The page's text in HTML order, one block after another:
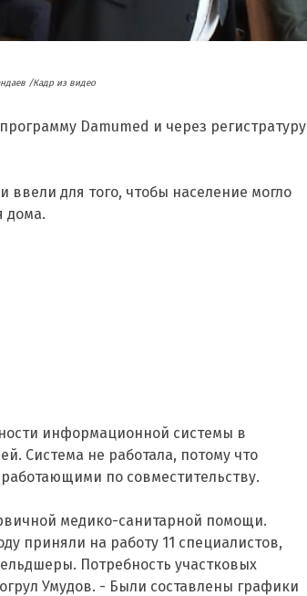
/Кадр из видео
Damumed и через регистратуру
ввели для того, чтобы население могло
дома.
информационной системы в
Система не работала, потому что
по совместительству.
медико-санитарной помощи.
приняли на работу 11 специалистов,
Потребность участковых
Умудов. - Были составлены графики